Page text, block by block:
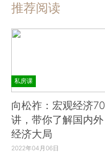
推荐阅读
私房课
向松祚：宏观经济70
讲，带你了解国内外
经济大局
2022年04月06日